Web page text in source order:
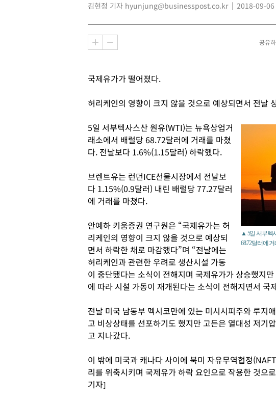
김현정 기자 hyunjung@businesspost.co.kr 2018-09-
공유
국제유가가 떨어졌다.
허리케인의 영향이 크지 않을 것으로 예상되면서 전날
▲ 5일 서부텍
68.72달러에
5일 서부텍사스산 원유(WTI)는 뉴욕상업거
래소에서 배럴당 68.72달러에 거래를 마쳤
다. 전날보다 1.6%(1.15달러) 하락했다.
브렌트유는 런던ICE선물시장에서 전날보
다 1.15%(0.9달러) 내린 배럴당 77.27달러
에 거래를 마쳤다.
안예하 키움증권 연구원은 “국제유가는 허
리케인의 영향이 크지 않을 것으로 예상되
면서 하락한 채로 마감했다”며 “전날에는
허리케인과 관련한 우려로 생산시설 가동
이 중단됐다는 소식이 전해지며 국제유가가 상승했지
에 따라 시설 가동이 재개된다는 소식이 전해지면서 국
전날 미국 남동부 멕시코만에 있는 미시시피주와 루지
고 비상상태를 선포하기도 했지만 고든은 열대성 저기
고 지나갔다.
이 밖에 미국과 캐나다 사이에 북미 자유무역협정
리를 위축시키며 국제유가 하락 요인으로 작용한 것으
기자]